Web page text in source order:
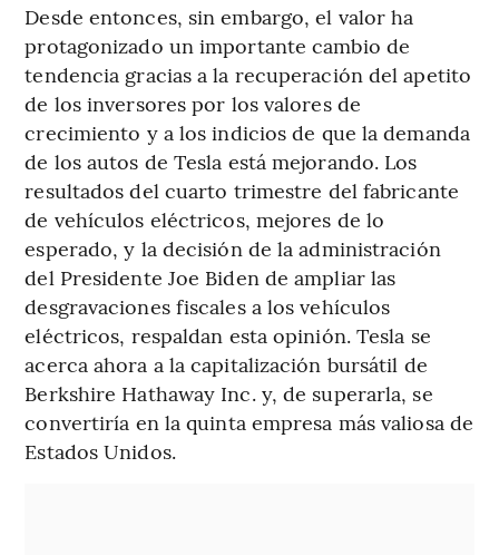
Desde entonces, sin embargo, el valor ha
protagonizado un importante cambio de
tendencia gracias a la recuperación del apetito
de los inversores por los valores de
crecimiento y a los indicios de que la demanda
de los autos de Tesla está mejorando. Los
resultados del cuarto trimestre del fabricante
de vehículos eléctricos, mejores de lo
esperado, y la decisión de la administración
del Presidente Joe Biden de ampliar las
desgravaciones fiscales a los vehículos
eléctricos, respaldan esta opinión. Tesla se
acerca ahora a la capitalización bursátil de
Berkshire Hathaway Inc. y, de superarla, se
convertiría en la quinta empresa más valiosa de
Estados Unidos.